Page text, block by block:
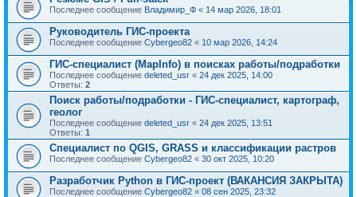
Последнее сообщение Владимир_Ф « 14 мар 2026, 18:01
Руководитель ГИС-проекта
Последнее сообщение Cybergeo82 « 10 мар 2026, 14:24
ГИС-специалист (MapInfo) в поисках работы/подработки
Последнее сообщение deleted_usr « 24 дек 2025, 14:00
Ответы: 2
Поиск работы/подработки - ГИС-специалист, картограф,
геолог
Последнее сообщение deleted_usr « 24 дек 2025, 13:51
Ответы: 1
Специалист по QGIS, GRASS и классификации растров
Последнее сообщение Cybergeo82 « 30 окт 2025, 10:20
Разработчик Python в ГИС-проект (ВАКАНСИЯ ЗАКРЫТА)
Последнее сообщение Cybergeo82 « 08 сен 2025, 23:32